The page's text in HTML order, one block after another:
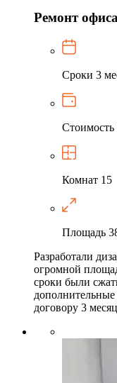
Ремонт
Сроки 3
Стоимость
Комнат 15
Площадь
Разработали
огромной
сроки были
договору 3